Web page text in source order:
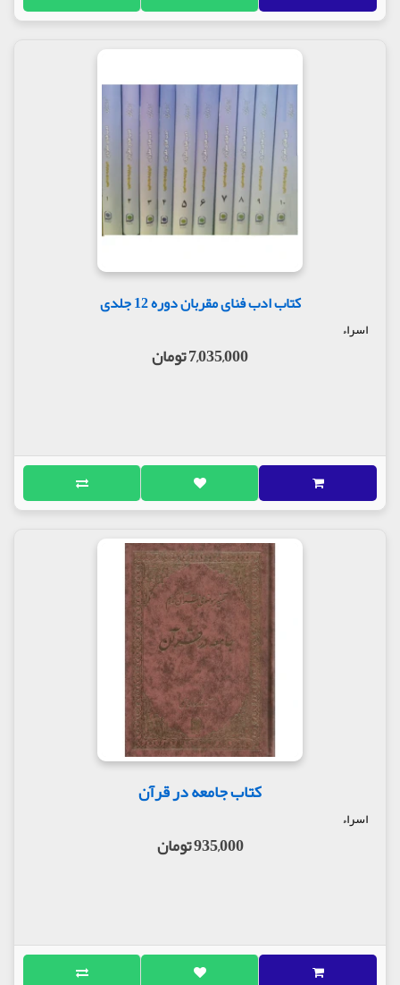
کتاب ادب فنای مقربان دوره 12 جلدی
اسراء
7,035,000 تومان
کتاب جامعه در قرآن
اسراء
935,000 تومان